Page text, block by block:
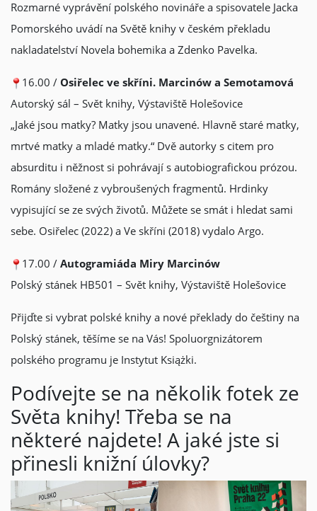
Rozmarné vyprávění polského novináře a spisovatele Jacka
Pomorského uvádí na Světě knihy v českém překladu
nakladatelství Novela bohemika a Zdenko Pavelka.
16.00 / Osiřelec ve skříni. Marcinów a Semotamová
Autorský sál – Svět knihy, Výstaviště Holešovice
„Jaké jsou matky? Matky jsou unavené. Hlavně staré matky,
mrtvé matky a mladé matky.“ Dvě autorky s citem pro
absurditu i něžnost si pohrávají s autobiografickou prózou.
Romány složené z vybroušených fragmentů. Hrdinky
vypisující se ze svých životů. Můžete se smát i hledat sami
sebe. Osiřelec (2022) a Ve skříni (2018) vydalo Argo.
17.00 / Autogramiáda Miry Marcinów
Polský stánek HB501 – Svět knihy, Výstaviště Holešovice
Přijďte si vybrat polské knihy a nové překlady do češtiny na
Polský stánek, těšíme se na Vás! Spoluorgnizátorem
polského programu je Instytut Książki.
Podívejte se na několik fotek ze
Světa knihy! Třeba se na
některé najdete! A jaké jste si
přinesli knižní úlovky?